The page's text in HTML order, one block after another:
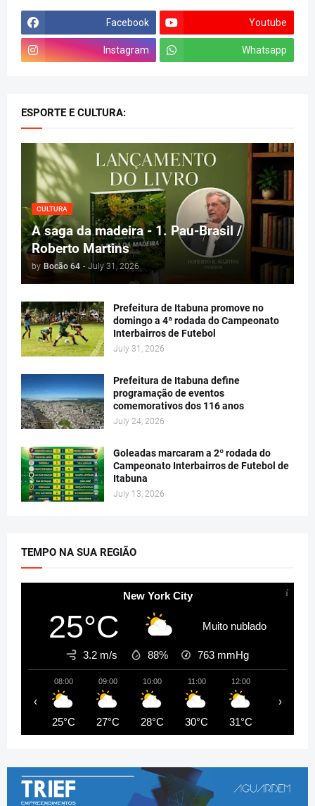
Facebook Youtube
Instagram Whatsapp
ESPORTE E CULTURA:
CULTURA
A saga da madeira - 1. Pau-Brasil /
Roberto Martins
by Bocão 64 - July 31, 2026
Prefeitura de Itabuna promove no
domingo a 4ª rodada do Campeonato
Interbairros de Futebol
July 31, 2026
Prefeitura de Itabuna define
programação de eventos
comemorativos dos 116 anos
July 24, 2026
Goleadas marcaram a 2º rodada do
Campeonato Interbairros de Futebol de
Itabuna
July 13, 2026
TEMPO NA SUA REGIÃO
New York City
25°C Muito nublado
3.2 m/s 88% 763 mmHg
08:00
25°C
09:00
27°C
10:00
28°C
11:00
30°C
12:00
31°C
‹ ›